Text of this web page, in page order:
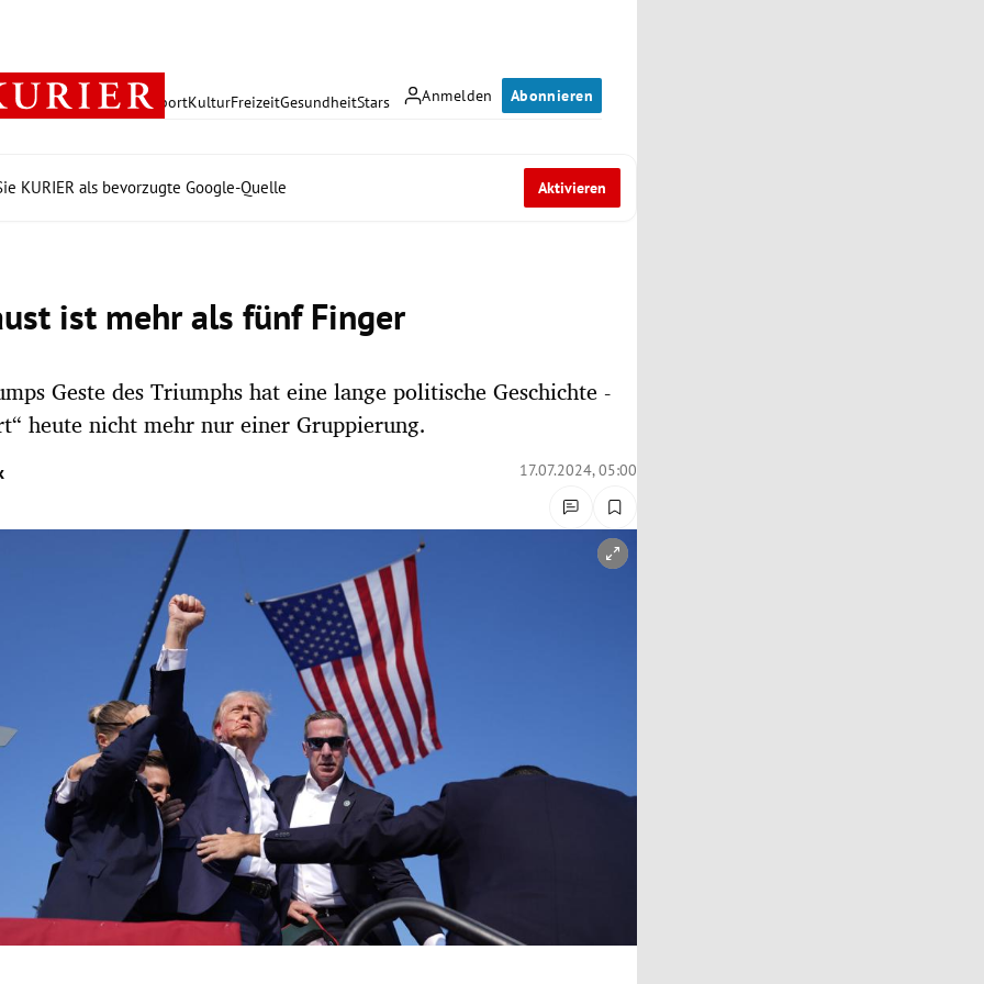
Anmelden Abonnieren
PolitikWirtschaft SportKulturFreizeitGesundheitStars
KURIER als bevorzugte Google-Quelle Aktivieren
ist mehr als fünf Finger
Geste des Triumphs hat eine lange politische Geschichte -
heute nicht mehr nur einer Gruppierung.
17.07.2024, 05:00
öffnen/schließen